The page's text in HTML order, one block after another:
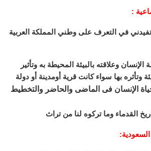
:
تفيدني في التعرف على وطني المملكة العربية
الإنسان وعلاقته بالبيئة المحيطة به وتأثير
وتأثره بها سواء كانت قرية أومدينة أو دولة
الإنسان فى الماضى والحاضر والتخطيط
القدماء وما تركوه لنا من تراث
: